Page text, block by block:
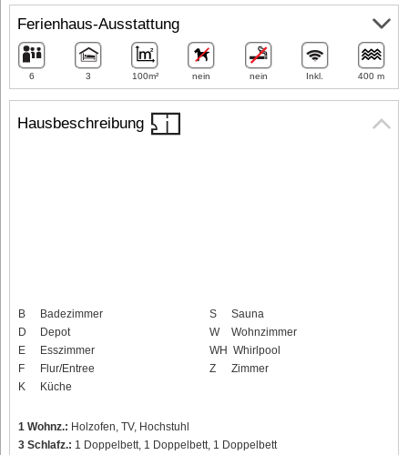
Hausbeschreibung
B
Badezimmer
D
Depot
E
Esszimmer
F
Flur/Entree
K
Küche
S
Sauna
W
Wohnzimmer
WH Whirlpool
Z
Zimmer
1 Wohnz.: Holzofen, TV, Hochstuhl
3 Schlafz.: 1 Doppelbett, 1 Doppelbett, 1 Doppelbett
Ferienhaus-Ausstattung
6 3 100m² nein nein Inkl. 400 m